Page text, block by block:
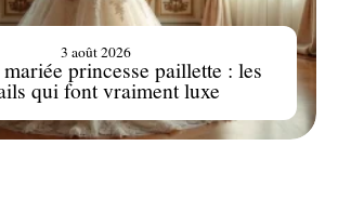
princesse paillette : les
qui font vraiment luxe
3 août 2026